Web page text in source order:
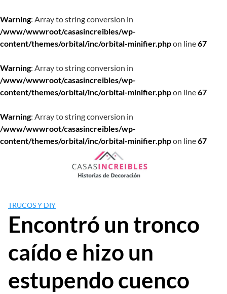
Warning: Array to string conversion in
/www/wwwroot/casasincreibles/wp-
content/themes/orbital/inc/orbital-minifier.phpon line67
Warning: Array to string conversion in
/www/wwwroot/casasincreibles/wp-
content/themes/orbital/inc/orbital-minifier.phpon line67
Warning: Array to string conversion in
/www/wwwroot/casasincreibles/wp-
content/themes/orbital/inc/orbital-minifier.phpon line67
TRUCOS Y DIY
Encontró un tronco
caído e hizo un
estupendo cuenco